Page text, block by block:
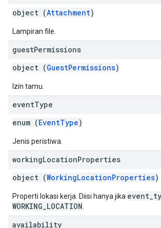
object (Attachment)
Lampiran file.
guestPermissions
object (GuestPermissions)
Izin tamu.
eventType
enum (EventType)
Jenis peristiwa.
workingLocationProperties
object (WorkingLocationProperties)
Properti lokasi kerja. Diisi hanya jika
WORKING_LOCATION
availability